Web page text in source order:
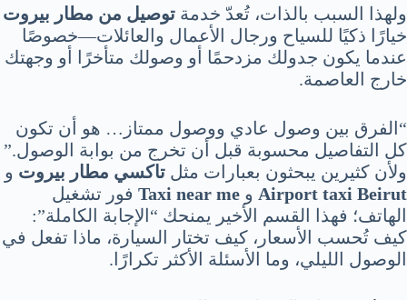
ولهذا السبب بالذات، تُعدّ خدمة توصيل من مطار بيروت
خيارًا ذكيًا للسياح ورجال الأعمال والعائلات—خصوصًا
عندما يكون جدولك مزدحمًا أو وصولك متأخرًا أو وجهتك
خارج العاصمة.
“الفرق بين وصول عادي ووصول ممتاز… هو أن تكون
كل التفاصيل محسوبة قبل أن تخرج من بوابة الوصول.”
ولأن كثيرين يبحثون بعبارات مثل تاكسي مطار بيروت و
Airport taxi Beirut و Taxi near me فور تشغيل
الهاتف؛ فهذا القسم الأخير يمنحك “الإجابة الكاملة”:
كيف تُحسب الأسعار، كيف تختار السيارة، ماذا تفعل في
الوصول الليلي، وما الأسئلة الأكثر تكرارًا.